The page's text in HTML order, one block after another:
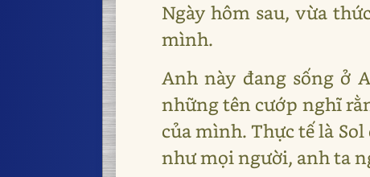
Ngày hôm sau, vừa
mình.
Anh này đang sống ở
những tên cướp nghĩ
của mình. Thực tế là
như mọi người, anh ta